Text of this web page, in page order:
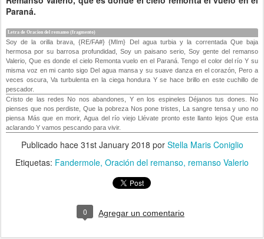
Paraná.
Letra de Oracion del remanso (fragmento)
Soy de la orilla brava, {RE/FA#} {MIm} Del agua turbia y la correntada Que baja
hermosa por su barrosa profundidad, Soy un paisano serio, Soy gente del remanso
Valerio, Que es donde el cielo Remonta vuelo en el Paraná. Tengo el color del río Y su
misma voz en mi canto sigo Del agua mansa y su suave danza en el corazón, Pero a
veces oscura, Va turbulenta en la ciega hondura Y se hace brillo en este cuchillo de
pescador.
Cristo de las redes No nos abandones, Y en los espineles Déjanos tus dones. No
pienses que nos perdiste, Que la pobreza Nos pone tristes, La sangre tensa y uno no
piensa Más que en morir, Agua del río viejo Llévate pronto este llanto lejos Que esta
aclarando Y vamos pescando para vivir.
Publicado hace 31st January 2018 por Stella Maris Coniglio
Etiquetas: Fandermole Oración del remanso remanso Valerio
0 Agregar un comentario